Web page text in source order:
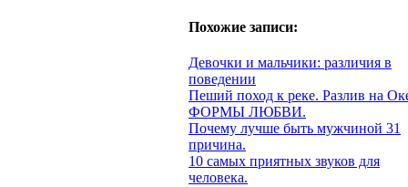
Похожие записи:
Девочки и мальчики: различия в
поведении
Пеший поход к реке. Разлив на
ФОРМЫ ЛЮБВИ.
Почему лучше быть мужчиной 31
причина.
10 самых приятных звуков для
человека.